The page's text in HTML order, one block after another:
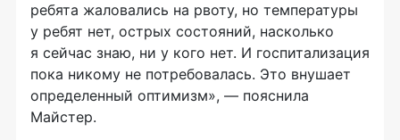
ребята жаловались на рвоту, но температуры
у ребят нет, острых состояний, насколько
я сейчас знаю, ни у кого нет. И госпитализация
пока никому не потребовалась. Это внушает
определенный оптимизм», — пояснила
Майстер.